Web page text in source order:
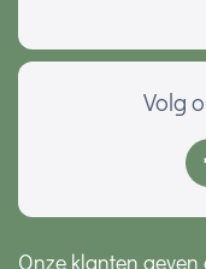
Volg
Onze klanten geven